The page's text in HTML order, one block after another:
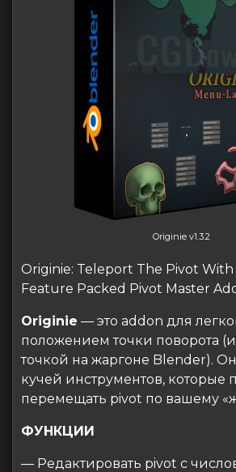
Originie v1.3.2
Originie: Teleport The Pivot With
Feature Packed Pivot Master
Originie — это addon для
положением точки поворота
точкой на жаргоне Blender). Он
кучей инструментов, которые
перемещать pivot по вашему
ФУНКЦИИ
— Редактировать pivot с